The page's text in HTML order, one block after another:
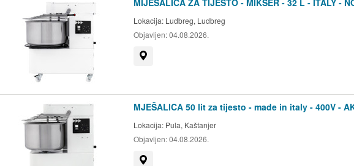
MIJEŠALICA ZA TIJESTO - MIKSER - 32 L - ITALY -
Lokacija: Ludbreg, Ludbreg
Objavljen:04.08.2026.
MJEŠALICA 50 lit za tijesto - made in italy - 400V -
Lokacija: Pula, Kaštanjer
Objavljen:04.08.2026.